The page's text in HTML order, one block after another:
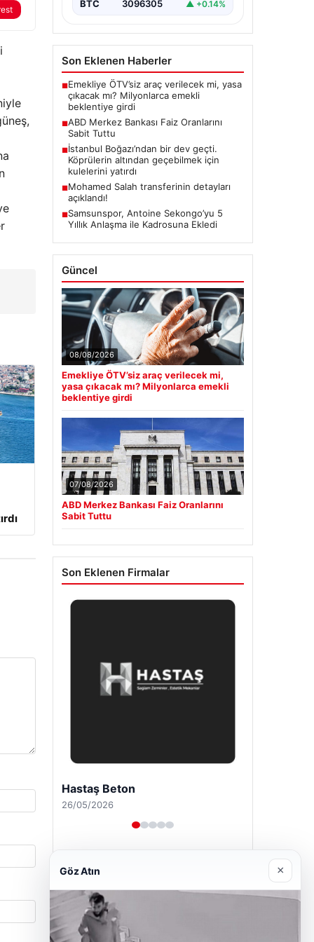
BTC 3096305 ▲ +0.14%
Son Eklenen Haberler
■Emekliye ÖTV’siz araç verilecek mi, yasa
çıkacak mı? Milyonlarca emekli
beklentiye girdi
■ABD Merkez Bankası Faiz Oranlarını
Sabit Tuttu
■İstanbul Boğazı’ndan bir dev geçti.
Köprülerin altından geçebilmek için
kulelerini yatırdı
■Mohamed Salah transferinin detayları
açıklandı!
■Samsunspor, Antoine Sekongo’yu 5
Yıllık Anlaşma ile Kadrosuna Ekledi
Güncel
08/08/2026
Emekliye ÖTV’siz araç verilecek mi,
yasa çıkacak mı? Milyonlarca emekli
beklentiye girdi
07/08/2026
ABD Merkez Bankası Faiz Oranlarını
Sabit Tuttu
Son Eklenen Firmalar
Prenses Night Club
29/04/2026
Göz Atın ×